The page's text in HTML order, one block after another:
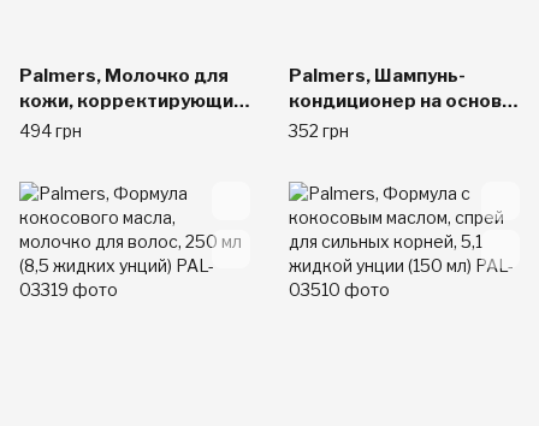
Palmers, Молочко для
кожи, корректирующий
лосьон для тела, 250 ml
494 грн
Palmers, Шампунь-
кондиционер на основе
кокосового масла, 13.5
352 грн